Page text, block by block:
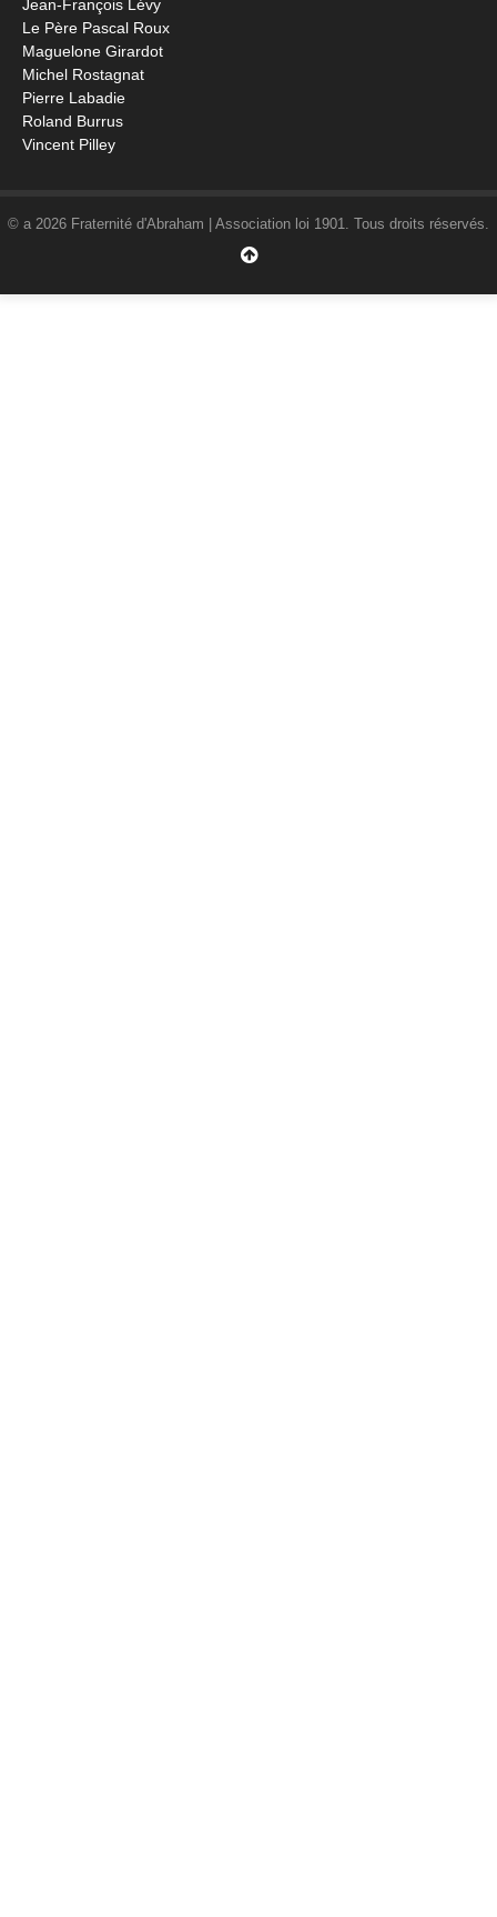
Jean-François Lévy
Le Père Pascal Roux
Maguelone Girardot
Michel Rostagnat
Pierre Labadie
Roland Burrus
Vincent Pilley
© a 2026 Fraternité d'Abraham | Association loi 1901. Tous droits réservés.